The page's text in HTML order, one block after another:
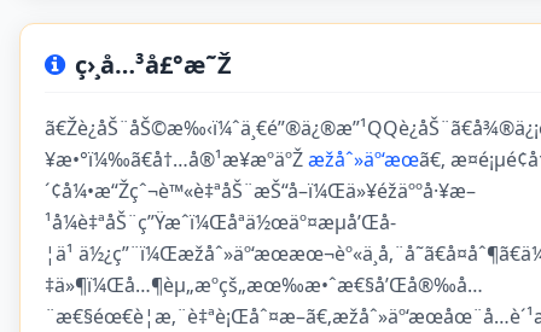
ç›¸å…³å£°æ˜Ž
¥æ•°ï¼‰ã€å†…å®¹æ¥æºäºŽæžåˆ»äº‘æœã€‚
´¢å¼•æ“Žçˆ¬è™«è‡ªåŠ¨æŠ“å–ï¼Œä»¥éžäººå·¥æ–
¹å¼è‡ªåŠ¨ç”Ÿæˆï¼Œåªä½œäº¤æµå’Œå­
¦ä¹
‡ä»¶ï¼Œå…¶èµ„æºçš„æœ‰æ•ˆæ€§å’Œå®‰å…